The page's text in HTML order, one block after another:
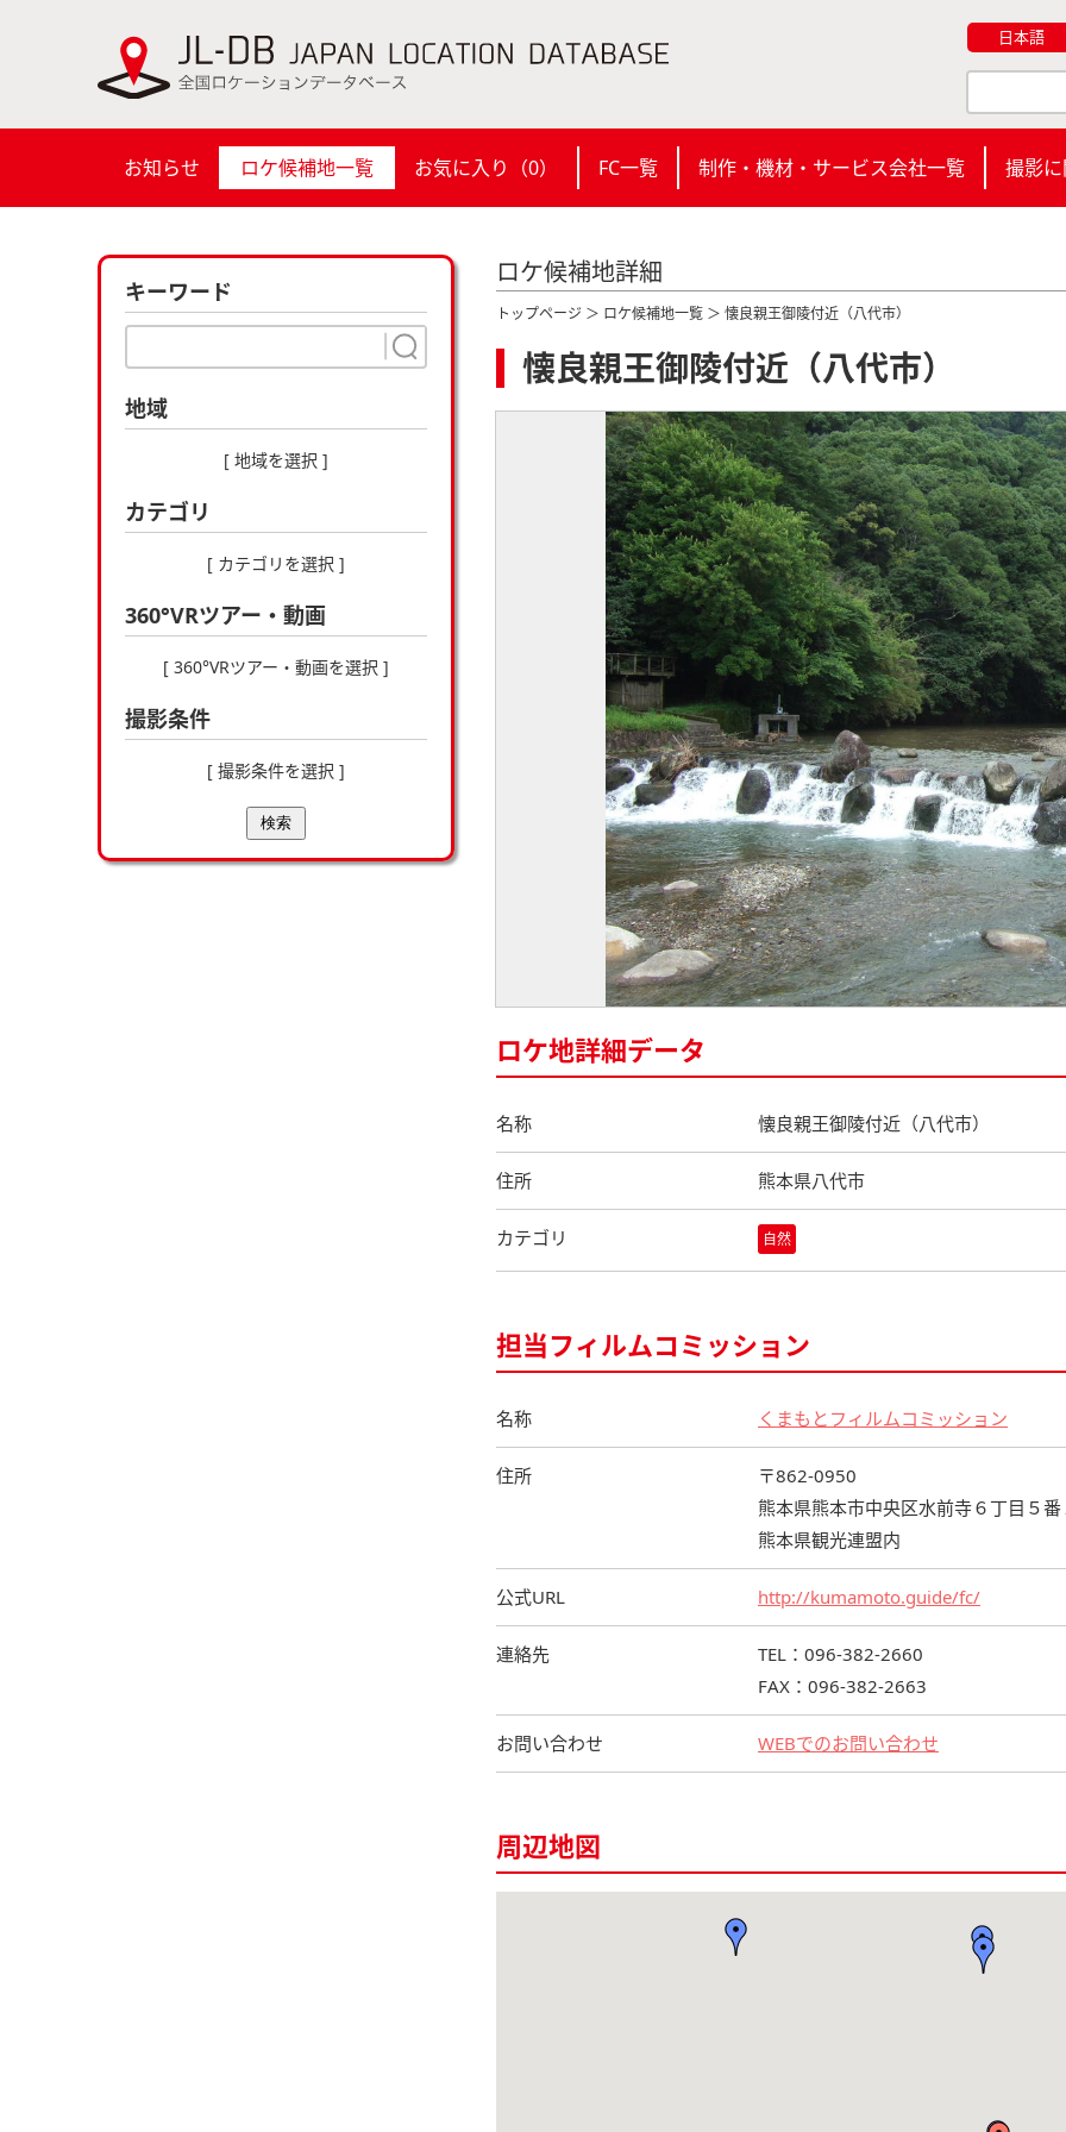
日本語
お知らせ ロケ候補地一覧 お気に入り（0） FC一覧 制作・機材・サービス会社一覧 撮影
キーワード
地域
[ 地域を選択 ]
カテゴリ
[ カテゴリを選択 ]
360°VRツアー・動画
[ 360°VRツアー・動画を選択 ]
撮影条件
[ 撮影条件を選択 ]
検索
ロケ候補地詳細
トップページ ＞ ロケ候補地一覧 ＞ 懐良親王御陵付近（八代市）
懐良親王御陵付近（八代市）
ロケ地詳細データ
名称 懐良親王御陵付近（八代市）
住所 熊本県八代市
カテゴリ 自然
担当フィルムコミッション
名称 くまもとフィルムコミッション
住所
〒862-0950
熊本県熊本市中央区水前寺６丁目５
熊本県観光連盟内
公式URL http://kumamoto.guide/fc/
連絡先
TEL：096-382-2660
FAX：096-382-2663
お問い合わせ WEBでのお問い合わせ
周辺地図